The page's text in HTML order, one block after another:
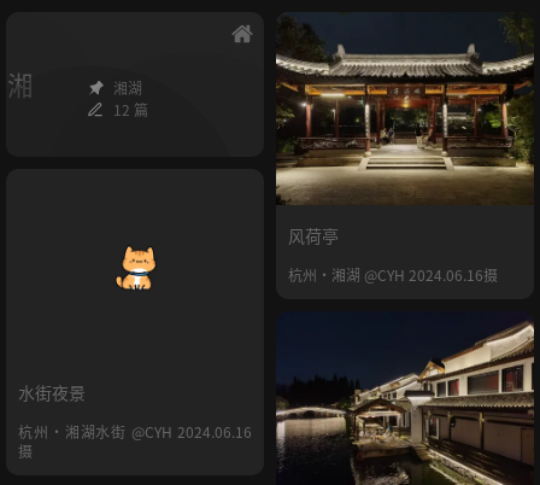
湘
湘湖
12 篇
风荷亭
杭州·湘湖 @CYH 2024.06.16摄
水街夜景
杭州·湘湖水街 @CYH 2024.06.16
摄